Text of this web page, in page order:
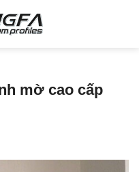
mờ cao cấp